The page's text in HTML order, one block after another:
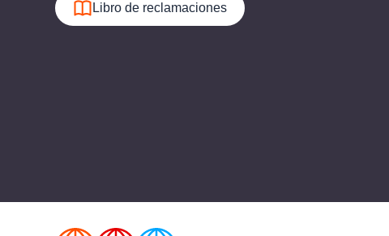
Libro de reclamaciones